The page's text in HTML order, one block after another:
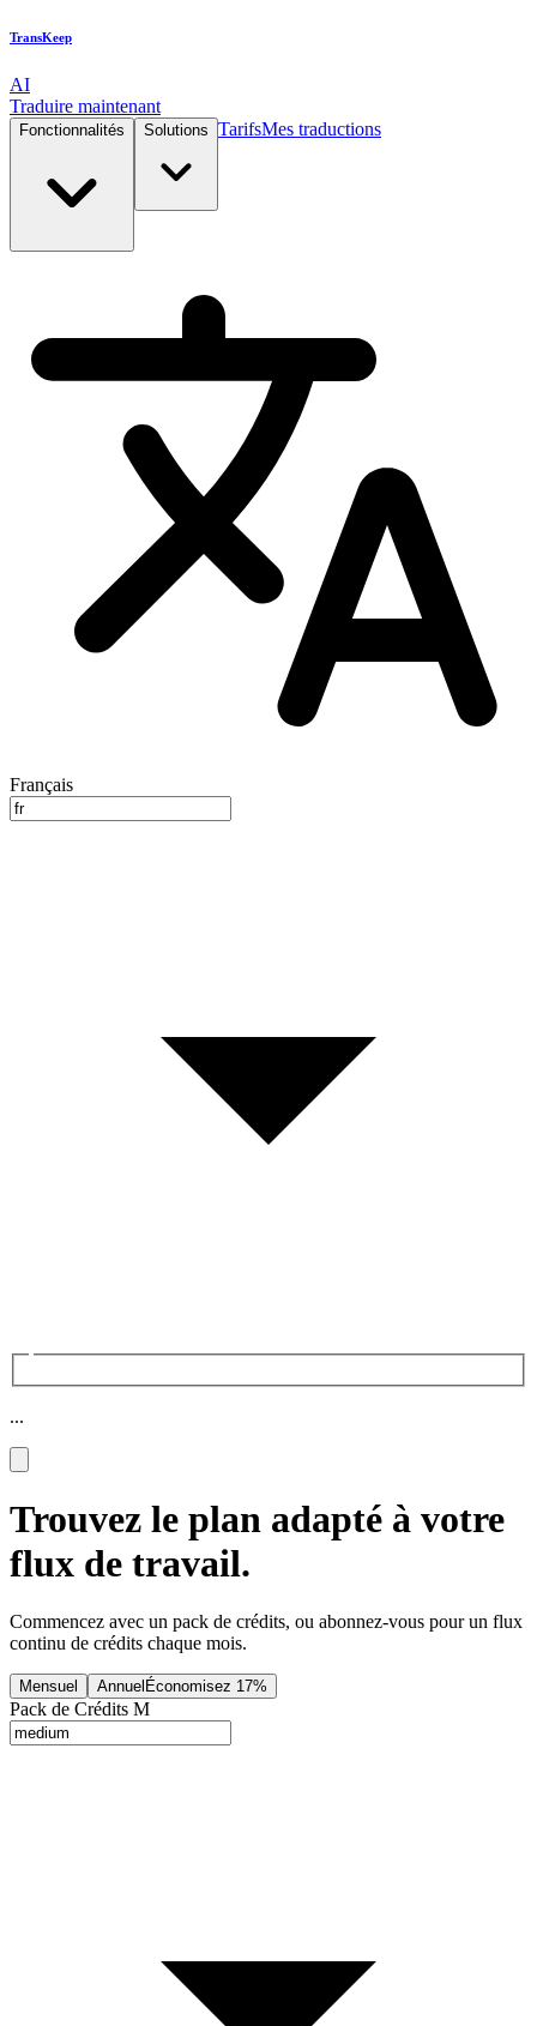
TransKeep
AI
Traduire maintenant
Fonctionnalités Solutions TarifsMes traductions
Français
...
Trouvez le plan adapté à votre
flux de travail.
Commencez avec un pack de crédits, ou abonnez-vous pour un flux
continu de crédits chaque mois.
Mensuel Annuel Économisez 17%
Pack de Crédits M